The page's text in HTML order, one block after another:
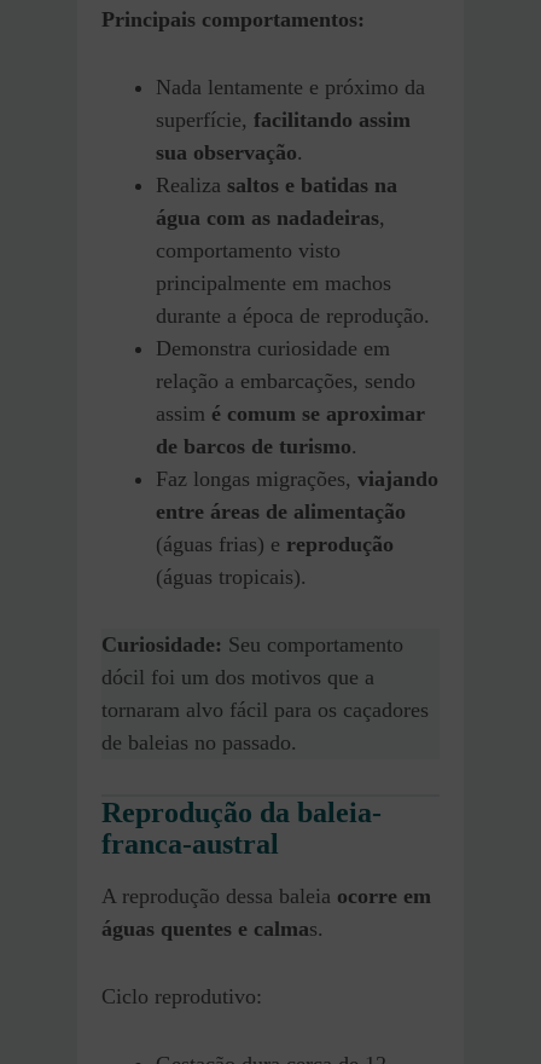
Principais comportamentos:
Nada lentamente e próximo da
superfície, facilitando assim
sua observação.
Realiza saltos e batidas na
água com as nadadeiras,
comportamento visto
principalmente em machos
durante a época de reprodução.
Demonstra curiosidade em
relação a embarcações, sendo
assim é comum se aproximar
de barcos de turismo.
Faz longas migrações, viajando
entre áreas de alimentação
(águas frias) e reprodução
(águas tropicais).
Curiosidade: Seu comportamento
dócil foi um dos motivos que a
tornaram alvo fácil para os caçadores
de baleias no passado.
Reprodução da baleia-
franca-austral
A reprodução dessa baleia ocorre em
águas quentes e calmas.
Ciclo reprodutivo: